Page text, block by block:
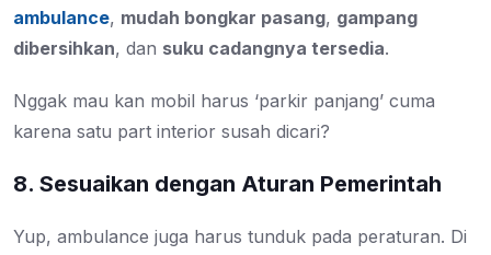
ambulance, mudah bongkar pasang, gampang
dibersihkan, dan suku cadangnya tersedia.
Nggak mau kan mobil harus ‘parkir panjang’ cuma
karena satu part interior susah dicari?
8. Sesuaikan dengan Aturan Pemerintah
Yup, ambulance juga harus tunduk pada peraturan. Di